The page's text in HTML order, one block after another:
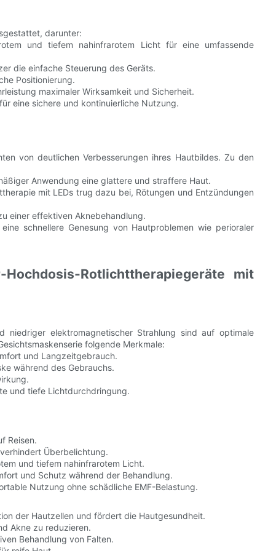
darunter:
und tiefem nahinfrarotem Licht für eine umfassende
die einfache Steuerung des Geräts.
Positionierung.
maximaler Wirksamkeit und Sicherheit.
eine sichere und kontinuierliche Nutzung.
von deutlichen Verbesserungen ihres Hautbildes. Zu den
Anwendung eine glattere und straffere Haut.
mit LEDs trug dazu bei, Rötungen und Entzündungen
einer effektiven Aknebehandlung.
schnellere Genesung von Hautproblemen wie perioraler
Rotlichttherapiegeräte mit
niedriger elektromagnetischer Strahlung sind auf optimale
folgende Merkmale:
und Langzeitgebrauch.
während des Gebrauchs.
und tiefe Lichtdurchdringung.
Reisen.
Überbelichtung.
und tiefem nahinfrarotem Licht.
und Schutz während der Behandlung.
Nutzung ohne schädliche EMF-Belastung.
der Hautzellen und fördert die Hautgesundheit.
Akne zu reduzieren.
Behandlung von Falten.